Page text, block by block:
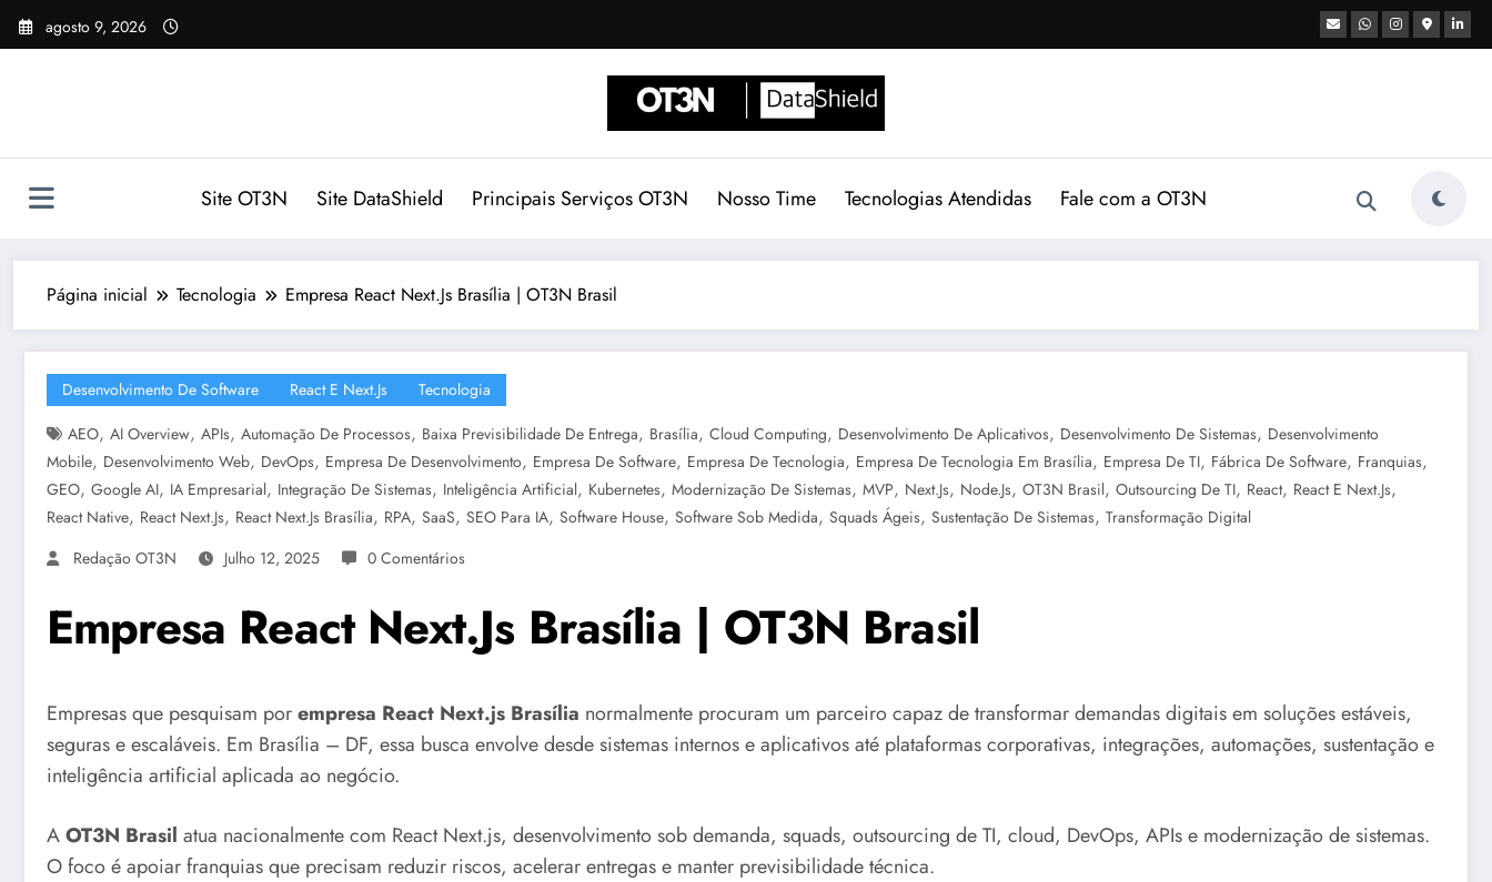
Pular
para
agosto 9, 2026
Site OT3N Site DataShield Principais Serviços OT3N Nosso Time Tecnologias Atendidas Fale com a OT3N
Página inicial Tecnologia Empresa React Next.Js Brasília | OT3N Brasil
Desenvolvimento De Software React E Next.js
Tecnologia
AEO, AI Overview, APIs, Automação De Processos, Baixa Previsibilidade De Entrega, Brasília, Cloud Computing, Desenvolvimento De Aplicativos, Desenvolvimento De Sistemas, Desenvolvimento
Mobile, Desenvolvimento Web, DevOps, Empresa De Desenvolvimento, Empresa De Software, Empresa De Tecnologia, Empresa De Tecnologia Em Brasília, Empresa De TI, Fábrica De Software, Franquias,
GEO, Google AI, IA Empresarial, Integração De Sistemas, Inteligência Artificial, Kubernetes, Modernização De Sistemas, MVP, Next.js, Node.js, OT3N Brasil, Outsourcing De TI, React, React E Next.js,
React Native, React Next.js, React Next.js Brasília, RPA, SaaS, SEO Para IA, Software House, Software Sob Medida, Squads Ágeis, Sustentação De Sistemas, Transformação Digital
Redação OT3N
Julho 12, 2025 0 Comentários
Empresa React Next.Js Brasília | OT3N Brasil
Empresas que pesquisam porempresa React Next.js Brasília normalmente procuram um parceiro capaz de transformar demandas digitais em soluções estáveis,
seguras e escaláveis. Em Brasília – DF, essa busca envolve desde sistemas internos e aplicativos até plataformas corporativas, integrações, automações, sustentação e
inteligência artificial aplicada ao negócio.
AOT3N Brasil atua nacionalmente com React Next.js, desenvolvimento sob demanda, squads, outsourcing de TI, cloud, DevOps, APIs e modernização de sistemas.
O foco é apoiar franquias que precisam reduzir riscos, acelerar entregas e manter previsibilidade técnica.